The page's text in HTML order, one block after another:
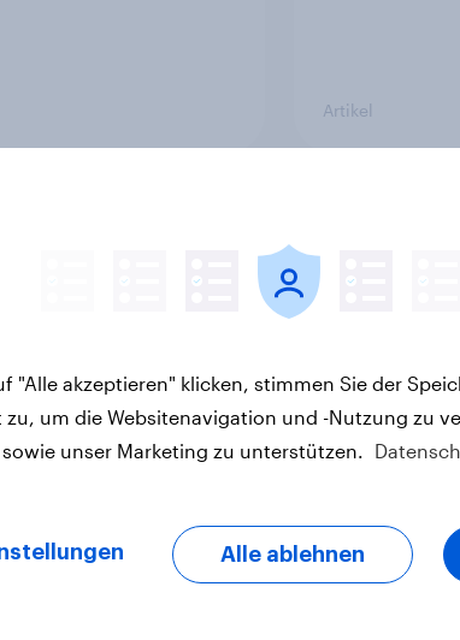
Artikel
Melatonin
Artikel
"Alle akzeptieren" klicken, stimmen Sie der
zu, um die Websitenavigation und -Nutzung zu
unser Marketing zu unterstützen.
Alle ablehnen